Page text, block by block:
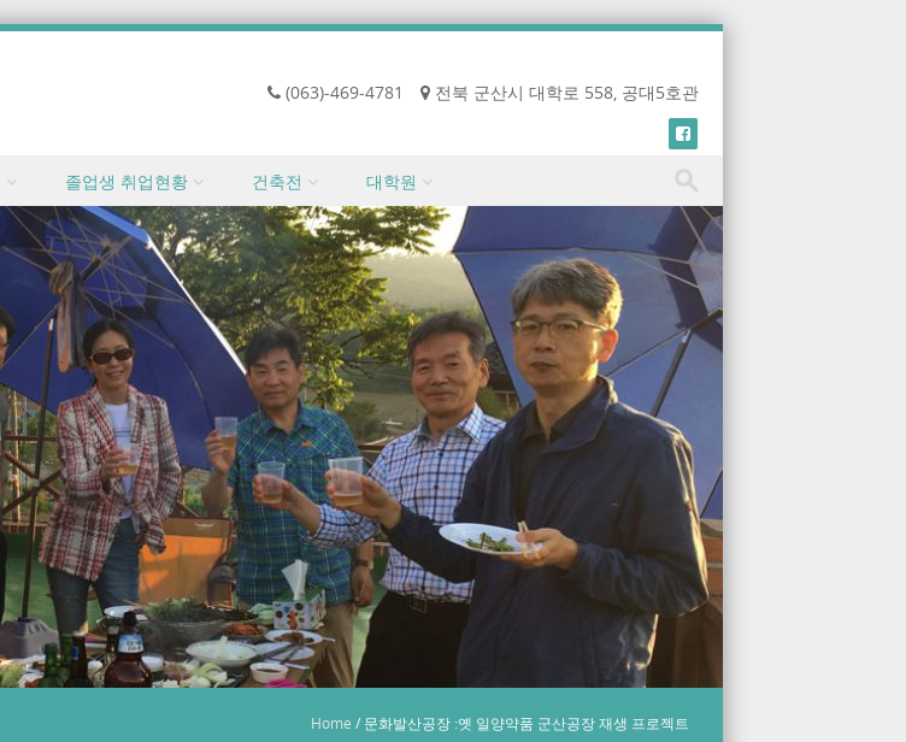
(063)-469-4781 전북 군산시 대학로 558, 공대5호관
졸업생 취업현황 건축전 대학원
Home / 문화발산공장 :옛 일양약품 군산공장 재생 프로젝트